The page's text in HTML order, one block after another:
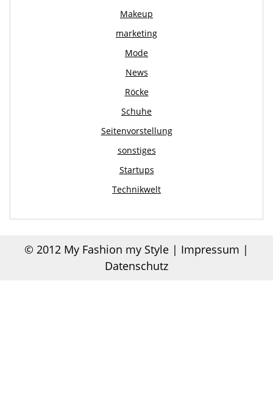
Makeup
marketing
Mode
News
Röcke
Schuhe
Seitenvorstellung
sonstiges
Startups
Technikwelt
© 2012 My Fashion my Style | Impressum |
Datenschutz